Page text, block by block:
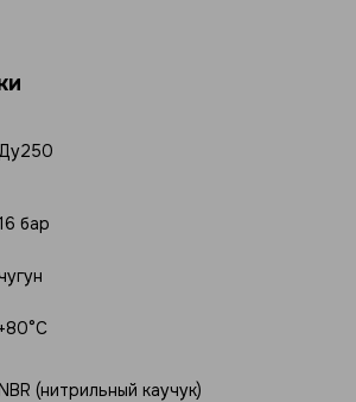
Ду250
бар
+80°C
(нитрильный каучук)